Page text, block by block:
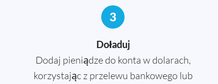
3
Doładuj
Dodaj pieniądze do konta w dolarach,
korzystając z przelewu bankowego lub